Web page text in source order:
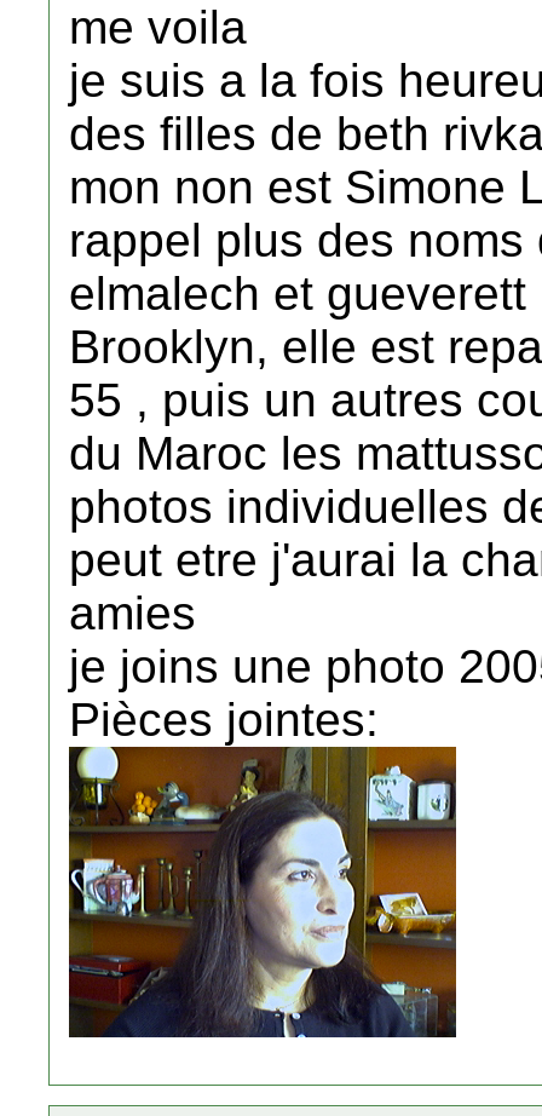
me voila
je suis a la fois
des filles de beth
mon non est Simone
rappel plus des
elmalech et
Brooklyn, elle est
55 , puis un autres
du Maroc les
photos individuelles
peut etre j'aurai la
amies
je joins une photo
Pièces jointes: